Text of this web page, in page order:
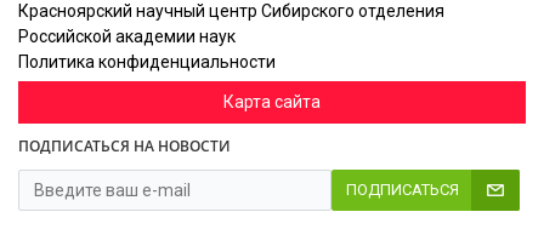
Красноярский научный центр Сибирского отделения
Российской академии наук
Политика конфиденциальности
Карта сайта
ПОДПИСАТЬСЯ НА НОВОСТИ
ПОДПИСАТЬСЯ